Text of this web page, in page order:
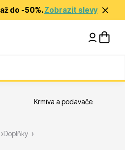
do -50%.Zobrazit slevy
Doplňky
Krmiva a podavače